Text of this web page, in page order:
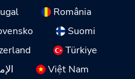
România
Suomi
Türkiye
Việt Nam